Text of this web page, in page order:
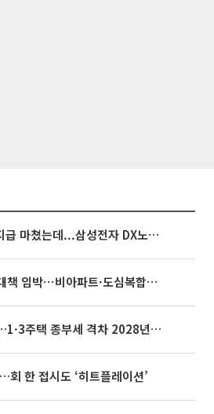
3445억 자사주 지급 마쳤는데...삼성전자 DX노조, 뒤늦은 '떼쓰기 집회'
영끌 '주택공급' 대책 임박⋯비아파트·도심복합까지 총동원
종부세 개편에도…1·3주택 종부세 격차 2028년부터 확대
회 한 접시도 ‘히트플레이션’